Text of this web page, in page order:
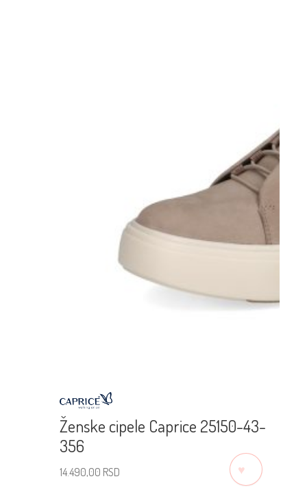
Ženske cipele Caprice 25150-43-
356
14.490,00 RSD